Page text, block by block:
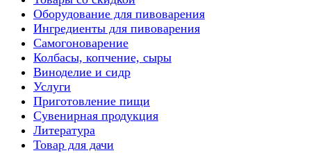
Оборудование для пивоварения
Ингредиенты для пивоварения
Самогоноварение
Колбасы, копчение, сыры
Виноделие и сидр
Услуги
Приготовление пищи
Сувенирная продукция
Литература
Товар для дачи